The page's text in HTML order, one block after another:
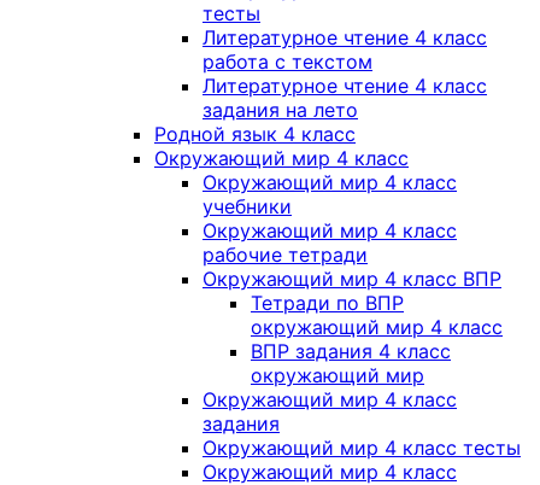
тесты
Литературное чтение 4 класс
работа с текстом
Литературное чтение 4 класс
задания на лето
Родной язык 4 класс
Окружающий мир 4 класс
Окружающий мир 4 класс
учебники
Окружающий мир 4 класс
рабочие тетради
Окружающий мир 4 класс ВПР
Тетради по ВПР
окружающий мир 4 класс
ВПР задания 4 класс
окружающий мир
Окружающий мир 4 класс
задания
Окружающий мир 4 класс тесты
Окружающий мир 4 класс